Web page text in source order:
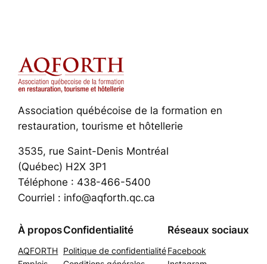
Association québécoise de la formation en
restauration, tourisme et hôtellerie
3535, rue Saint-Denis Montréal
(Québec) H2X 3P1
Téléphone : 438-466-5400
Courriel : info@aqforth.qc.ca
À propos
AQFORTH
Confidentialité
Politique de confidentialité
Réseaux sociaux
Facebook